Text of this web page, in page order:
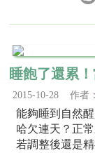
睡飽了還累
2015-10-28 作者：
能夠睡到自然
哈欠連天？正
若調整後還是